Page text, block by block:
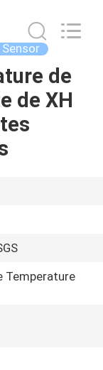
de
de XH
Temperature